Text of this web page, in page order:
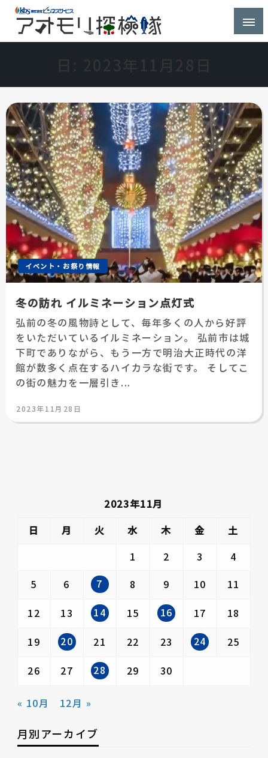
アオモリ探検隊
株式会社ビジネスサービス社員が青森県を探検するブ
2023年11月28日
イベント・お祭り情報
冬の訪れ イルミネーション点灯式
弘前の冬の風物詩として、毎年多くの人から好評
をいただいているイルミネーション。 弘前市は城
下町でありながら、もう一方で明治大正時代の洋
館が数多く点在するハイカラな街です。 そしてこ
の街の魅力を一層引き...
投
日:
2023年11月28日
2023年11月
日
月 火 水 木 金
土
1
2 3
4
5
6 7 8 9 10
11
12
13 14 15 16 17
18
19
20 21 22 23 24
25
26
27 28 29 30
« 10月 12月 »
月別アーカイブ